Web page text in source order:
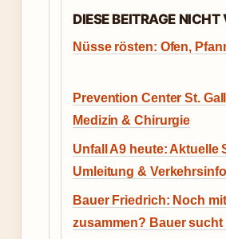
DIESE BEITRAGE NICHT
Nüsse rösten: Ofen,
Prevention Center St.
Medizin & Chirurgie
Unfall A9 heute: Aktuelle
Umleitung & Verkehrsinfo
Bauer Friedrich: Noch
zusammen? Bauer sucht